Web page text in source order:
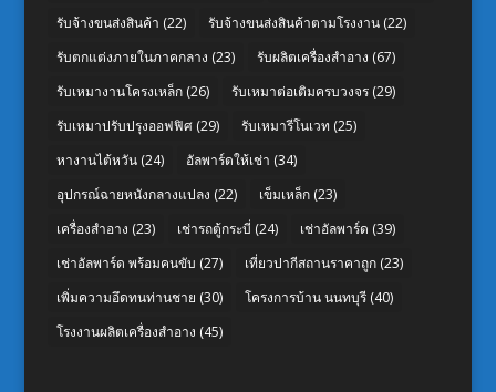
รับจ้างขนส่งสินค้า (22) รับจ้างขนส่งสินค้าตามโรงงาน(22)
รับตกแต่งภายในภาคกลาง (23) รับผลิตเครื่องสำอาง (67)
รับเหมางานโครงเหล็ก(26) รับเหมาต่อเติมครบวงจร(29)
รับเหมาปรับปรุงออฟฟิศ(29) รับเหมารีโนเวท (25)
หางานไต้หวัน(24) อัลพาร์ดให้เช่า (34)
อุปกรณ์ฉายหนังกลางแปลง (22) เข็มเหล็ก(23)
เครื่องสำอาง (23) เช่ารถตู้กระบี่ (24) เช่าอัลพาร์ด (39)
เช่าอัลพาร์ด พร้อมคนขับ (27) เที่ยวปากีสถานราคาถูก(23)
เพิ่มความอึดทนท่านชาย (30) โครงการบ้าน นนทบุรี(40)
โรงงานผลิตเครื่องสำอาง (45)